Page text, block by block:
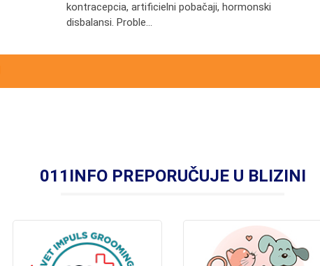
kontracepcia, artificielni pobačaji, hormonski
disbalansi. Proble...
011INFO PREPORUČUJE U BLIZINI